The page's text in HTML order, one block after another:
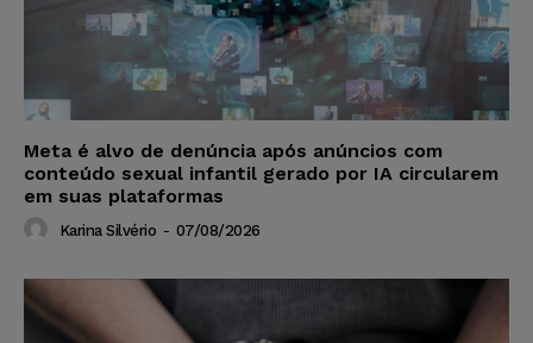
Meta é alvo de denúncia após anúncios com
conteúdo sexual infantil gerado por IA circularem
em suas plataformas
Karina Silvério - 07/08/2026